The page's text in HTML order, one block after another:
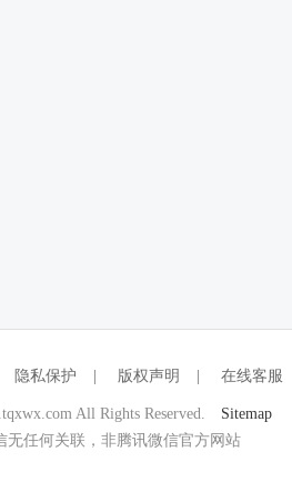
隐私保护 版权声明 在线客服
All Rights Reserved. Sitemap
无任何关联，非腾讯微信官方网站